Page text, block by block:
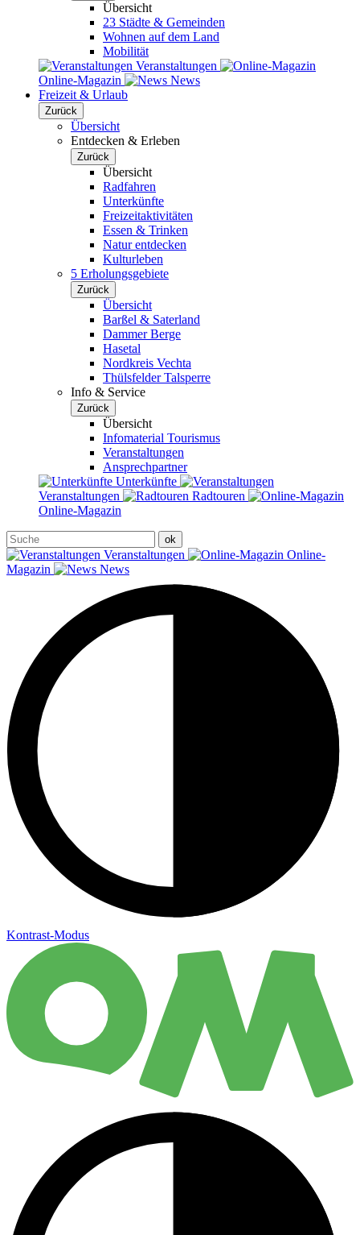
Übersicht
23 Städte & Gemeinden
Wohnen auf dem Land
Mobilität
Veranstaltungen
Online-Magazin
News
Freizeit & Urlaub
Zurück
Übersicht
Entdecken & Erleben
Zurück
Übersicht
Radfahren
Unterkünfte
Freizeitaktivitäten
Essen & Trinken
Natur entdecken
Kulturleben
5 Erholungsgebiete
Zurück
Übersicht
Barßel & Saterland
Dammer Berge
Hasetal
Nordkreis Vechta
Thülsfelder Talsperre
Info & Service
Zurück
Übersicht
Infomaterial Tourismus
Veranstaltungen
Ansprechpartner
Unterkünfte
Veranstaltungen
Radtouren
Online-Magazin
Veranstaltungen
Online-
Magazin
News
Kontrast-Modus